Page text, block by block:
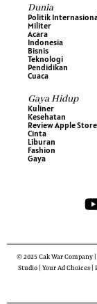
Dunia
Politik
Militer
Acara
Indonesia
Bisnis
Teknologi
Pendidikan
Cuaca
Gaya Hidup
Kuliner
Kesehatan
Review Apple Store
Cinta
Liburan
Fashion
Gaya
© 2025 Cak War Company
Studio | Your Ad Choices |